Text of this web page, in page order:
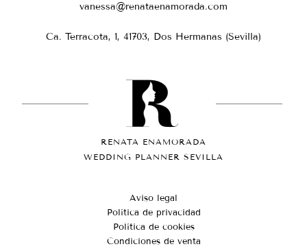
vanessa@renataenamorada.com
Ca. Terracota, 1, 41703, Dos Hermanas (Sevilla)
RENATA ENAMORADA
WEDDING PLANNER SEVILLA
Aviso legal
Política de privacidad
Política de cookies
Condiciones de venta